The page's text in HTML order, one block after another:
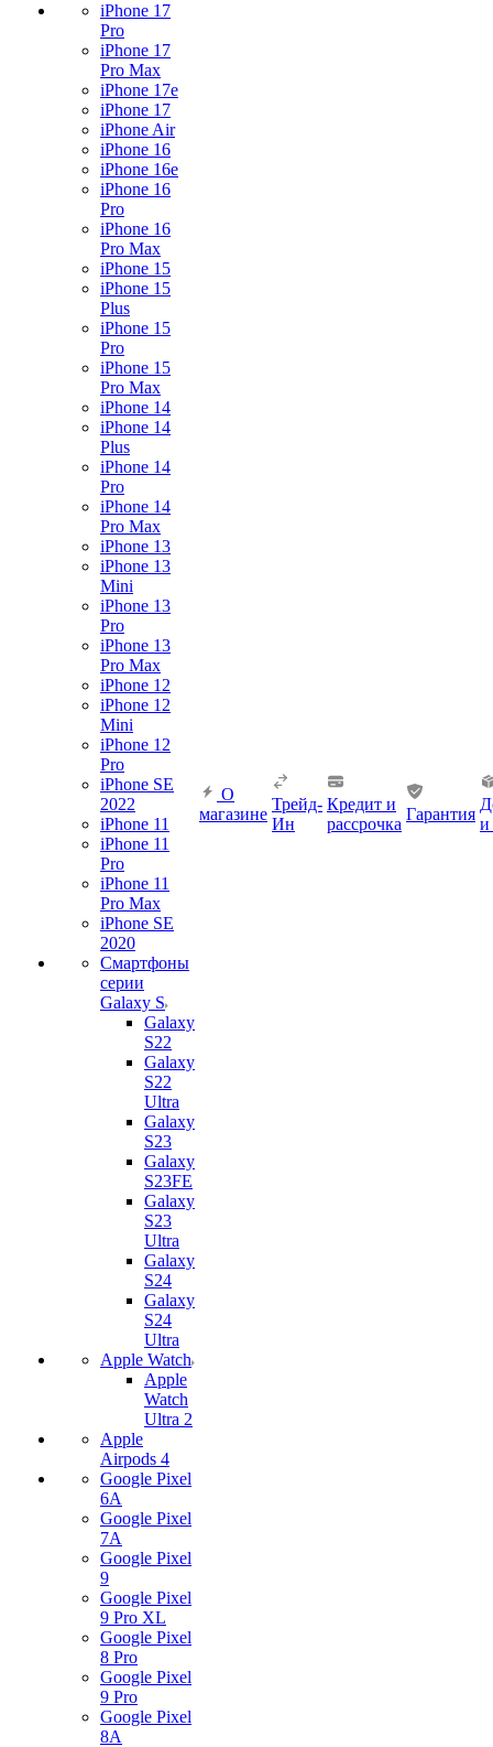
iPhone 17
Pro
iPhone 17
Pro Max
iPhone 17e
iPhone 17
iPhone Air
iPhone 16
iPhone 16e
iPhone 16
Pro
iPhone 16
Pro Max
iPhone 15
iPhone 15
Plus
iPhone 15
Pro
iPhone 15
Pro Max
iPhone 14
iPhone 14
Plus
iPhone 14
Pro
iPhone 14
Pro Max
iPhone 13
iPhone 13
Mini
iPhone 13
Pro
iPhone 13
Pro Max
iPhone 12
iPhone 12
Mini
iPhone 12
Pro
iPhone SE
2022
iPhone 11
iPhone 11
Pro
iPhone 11
Pro Max
iPhone SE
2020
Смартфоны
серии
Galaxy S
Galaxy
S22
Galaxy
S22
Ultra
Galaxy
S23
Galaxy
S23FE
Galaxy
S23
Ultra
Galaxy
S24
Galaxy
S24
Ultra
Apple Watch
Apple
Watch
Ultra 2
Apple
Airpods 4
Google Pixel
6A
Google Pixel
7А
Google Pixel
9
Google Pixel
9 Pro XL
Google Pixel
8 Pro
Google Pixel
9 Pro
Google Pixel
8A
О
магазине
Трейд-
Ин
Кредит и
рассрочка
Гарантия
и